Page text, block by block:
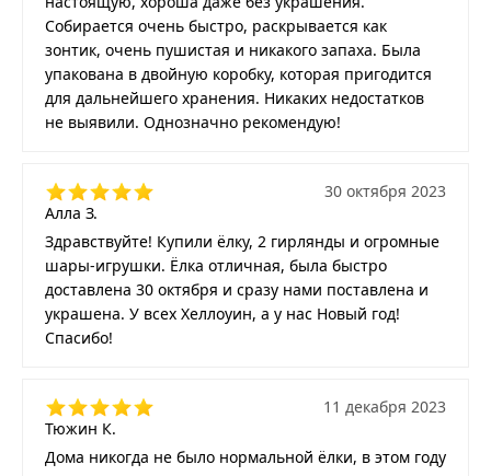
Собирается очень быстро, раскрывается как
зонтик, очень пушистая и никакого запаха. Была
упакована в двойную коробку, которая пригодится
для дальнейшего хранения. Никаких недостатков
не выявили. Однозначно рекомендую!
Алла З.
30 октября 2023
Здравствуйте! Купили ёлку, 2 гирлянды и огромные
шары-игрушки. Ёлка отличная, была быстро
доставлена 30 октября и сразу нами поставлена и
украшена. У всех Хеллоуин, а у нас Новый год!
Спасибо!
Тюжин К.
11 декабря 2023
Дома никогда не было нормальной ёлки, в этом году